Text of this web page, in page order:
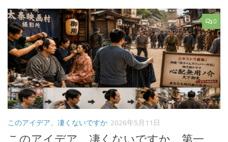
0
このアイデア、凄くないですか 2026年5月11日